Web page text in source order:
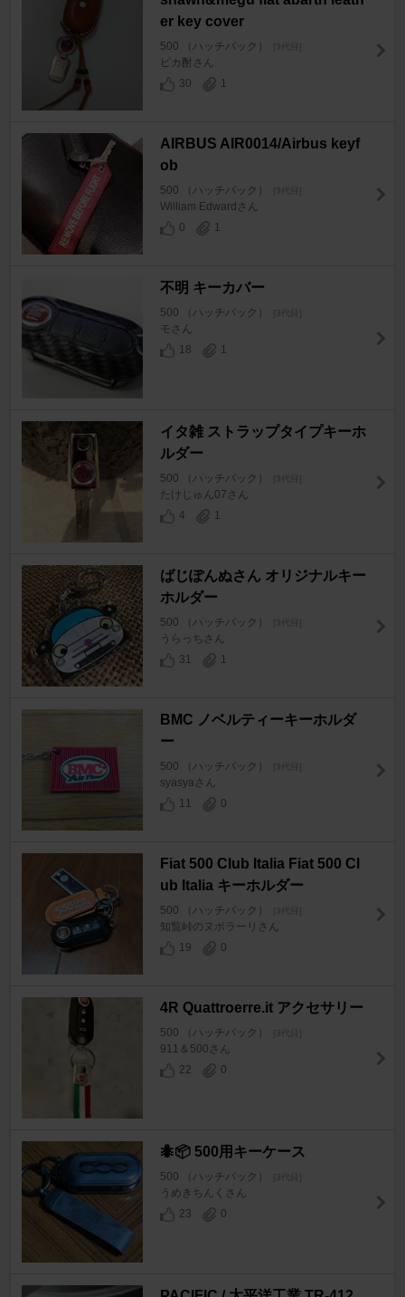
er key cover
500 （ハッチバック） [3代目]
ピカ酎さん
30
1
AIRBUS AIR0014/Airbus keyf
ob
500 （ハッチバック） [3代目]
William Edwardさん
0
1
不明 キーカバー
500 （ハッチバック） [3代目]
モさん
18
1
イタ雑 ストラップタイプキーホ
ルダー
500 （ハッチバック） [3代目]
たけじゅん07さん
4
1
ばじぽんぬさん オリジナルキー
ホルダー
500 （ハッチバック） [3代目]
うらっちさん
31
1
BMC ノベルティーキーホルダ
ー
500 （ハッチバック） [3代目]
syasyaさん
11
0
Fiat 500 Club Italia Fiat 500 Cl
ub Italia キーホルダー
500 （ハッチバック） [3代目]
知覧峠のヌボラーリさん
19
0
4R Quattroerre.it アクセサリー
500 （ハッチバック） [3代目]
911＆500さん
22
0
🐜📦️ 500用キーケース
500 （ハッチバック） [3代目]
うめきちんくさん
23
0